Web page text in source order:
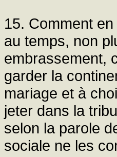
15. Comment
au temps, non
embrassement,
garder la
mariage et à
jeter dans la
selon la parole
sociale ne les